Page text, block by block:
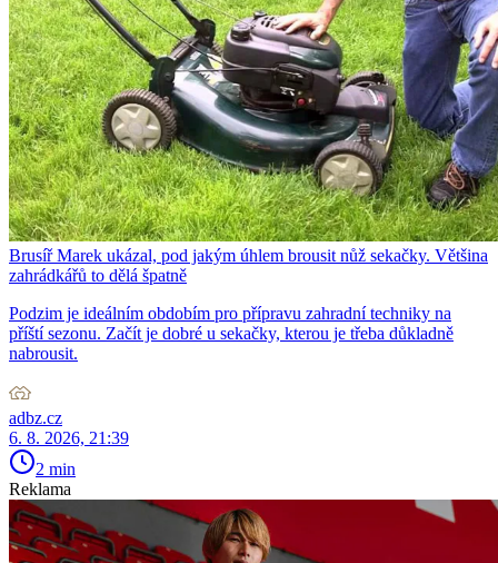
Brusíř Marek ukázal, pod jakým úhlem brousit nůž sekačky. Většina
zahrádkářů to dělá špatně
Podzim je ideálním obdobím pro přípravu zahradní techniky na
příští sezonu. Začít je dobré u sekačky, kterou je třeba důkladně
nabrousit.
adbz.cz
6. 8. 2026, 21:39
2 min
Reklama